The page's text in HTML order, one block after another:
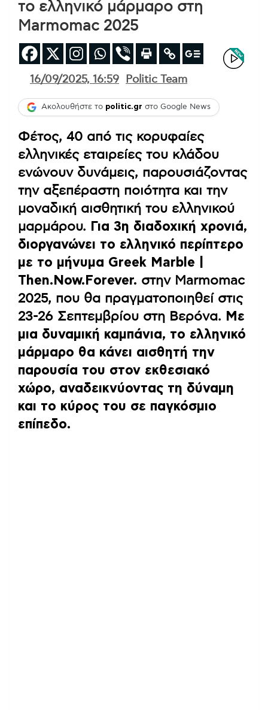
το ελληνικό μάρμαρο στη
Marmomac 2025
16/09/2025, 16:59 Politic Team
Ακολουθήστε το politic.gr στο Google News
Φέτος, 40 από τις κορυφαίες
ελληνικές εταιρείες του κλάδου
ενώνουν δυνάμεις, παρουσιάζοντας
την αξεπέραστη ποιότητα και την
μοναδική αισθητική του ελληνικού
μαρμάρου. Για 3η διαδοχική χρονιά,
διοργανώνει το ελληνικό περίπτερο
με το μήνυμα Greek Marble |
Then.Now.Forever. στην Marmomac
2025, που θα πραγματοποιηθεί στις
23-26 Σεπτεμβρίου στη Βερόνα. Με
μια δυναμική καμπάνια, το ελληνικό
μάρμαρο θα κάνει αισθητή την
παρουσία του στον εκθεσιακό
χώρο, αναδεικνύοντας τη δύναμη
και το κύρος του σε παγκόσμιο
επίπεδο.